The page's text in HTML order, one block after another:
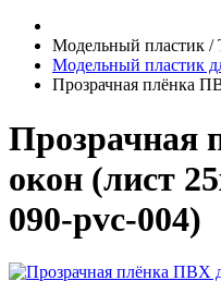
Модельный пластик /
Модельный пластик
Прозрачная плёнка
Прозрачная
окон (лист
090-pvc-004)